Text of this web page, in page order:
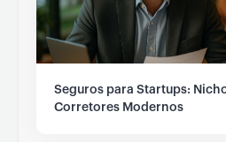
Seguros para Startups:
Corretores Modernos